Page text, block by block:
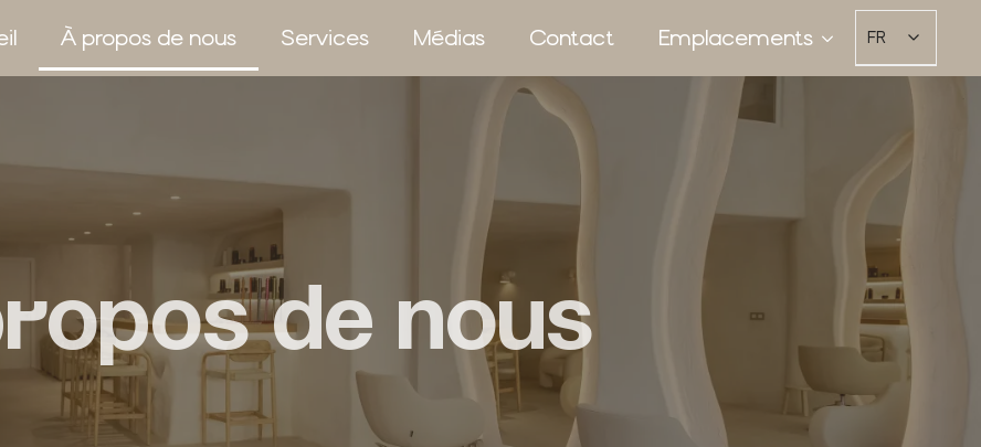
À propos de nous Services Médias Contact Emplacements FR
de nous